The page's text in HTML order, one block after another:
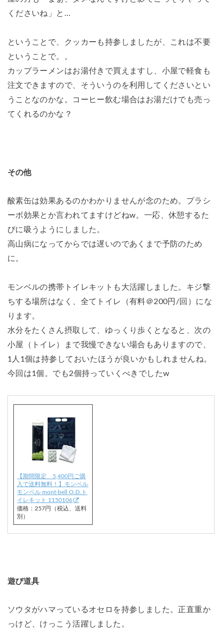
くださいね」と…
ということで、クッカーも持参しましたが、これは不要
ということで。。
カップラーメンはお湯付きで買えますし、小屋で軽食も
注文できますので、そういうのを利用してくださいとい
うことなのかな。コーヒー飲む場合はお湯だけでも売っ
てくれるのかな？
その他
酸素缶は効果あるのかわかりませんが念のため。プラシ
ーボ効果とか言われてますけどねw。一応、休憩するた
びに吸うようにしました。
高山病になってからでは遅いのであくまで予防のため
に。
モンベルの携帯トイレキットも大活躍しました。キジ撃
ちする場所はなく、全てトイレ（有料＠200円/回）にな
ります。
水分をたくさん摂取して、ゆっくり歩くとなると、次の
小屋（トイレ）まで我慢できない場合もありますので、
1人1個は持参しておいたほうが良いかもしれませんね。
今回は1個。でも2個持っていくべきでしたw
【期間限定 5,400円ご購
入で送料無料！】モンベル
モンベル mont-bell O.D.ト
イレキット 1150106
価格：257円（税込、送料
別）
遊び道具
ソウタがハマっているオセロを持参しました。正直重か
っけど、けっこう活躍しました。